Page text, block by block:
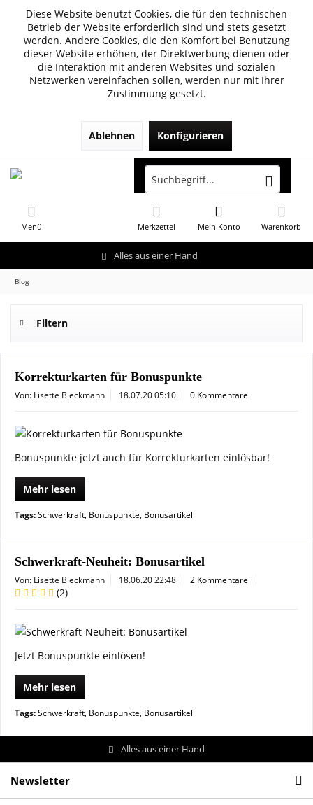
Diese Website benutzt Cookies, die für den technischen
Betrieb der Website erforderlich sind und stets gesetzt
werden. Andere Cookies, die den Komfort bei Benutzung
dieser Website erhöhen, der Direktwerbung dienen oder
die Interaktion mit anderen Websites und sozialen
Netzwerken vereinfachen sollen, werden nur mit Ihrer
Zustimmung gesetzt.
Ablehnen Konfigurieren
Alles aus einer Hand
Menü Warenkorb
Merkzettel Mein Konto
Blog
Filtern
Korrekturkarten für Bonuspunkte
Von: Lisette Bleckmann 18.07.20 05:10 0 Kommentare
Bonuspunkte jetzt auch für Korrekturkarten einlösbar!
Mehr lesen
Tags:Schwerkraft, Bonuspunkte, Bonusartikel
Schwerkraft-Neuheit: Bonusartikel
Von: Lisette Bleckmann 18.06.20 22:48 2 Kommentare
(2)
Jetzt Bonuspunkte einlösen!
Mehr lesen
Tags:Schwerkraft, Bonuspunkte, Bonusartikel
Alles aus einer Hand
Newsletter